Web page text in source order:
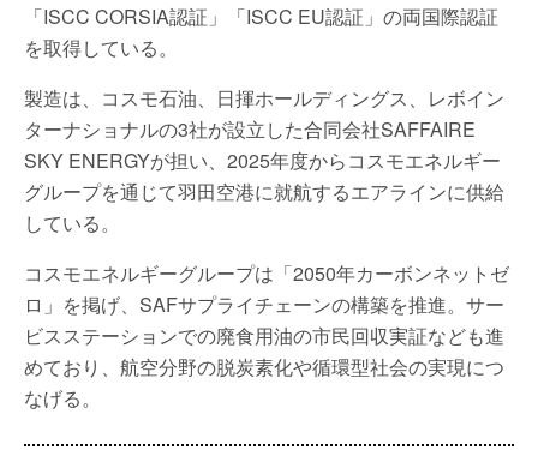
「ISCC CORSIA認証」「ISCC EU認証」の両国際認証
を取得している。
製造は、コスモ石油、日揮ホールディングス、レボイン
ターナショナルの3社が設立した合同会社SAFFAIRE
SKY ENERGYが担い、2025年度からコスモエネルギー
グループを通じて羽田空港に就航するエアラインに供給
している。
コスモエネルギーグループは「2050年カーボンネットゼ
ロ」を掲げ、SAFサプライチェーンの構築を推進。サー
ビスステーションでの廃食用油の市民回収実証なども進
めており、航空分野の脱炭素化や循環型社会の実現につ
なげる。